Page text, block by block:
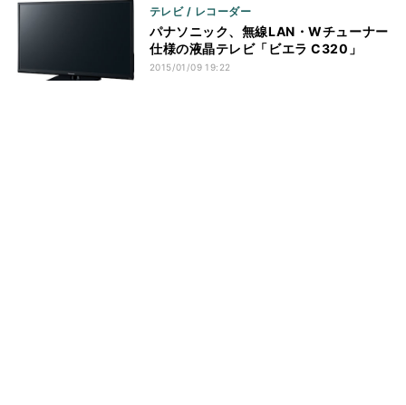
テレビ / レコーダー
パナソニック、無線LAN・Wチューナー
仕様の液晶テレビ「ビエラ C320」
2015/01/09 19:22